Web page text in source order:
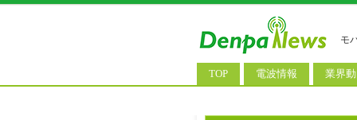
モ
TOP 電波情報 業界